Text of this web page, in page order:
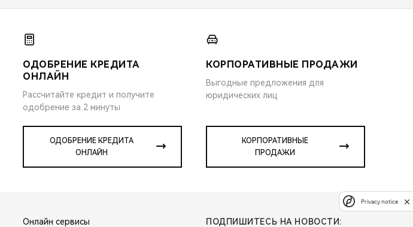
ОДОБРЕНИЕ КРЕДИТА
ОНЛАЙН
Рассчитайте кредит и получите
одобрение за 2 минуты
ОДОБРЕНИЕ КРЕДИТА
ОНЛАЙН
КОРПОРАТИВНЫЕ ПРОДАЖИ
Выгодные предложения для
юридических лиц
КОРПОРАТИВНЫЕ
ПРОДАЖИ
Онлайн сервисы ПОДПИШИТЕСЬ НА НОВОСТИ:
Privacy notice